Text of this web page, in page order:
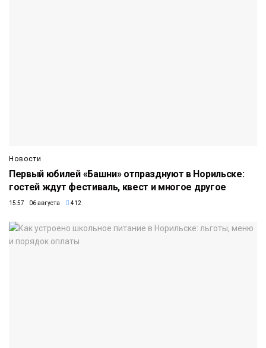
Новости
Первый юбилей «Башни» отпразднуют в Норильске:
гостей ждут фестиваль, квест и многое другое
15:57 06 августа 412